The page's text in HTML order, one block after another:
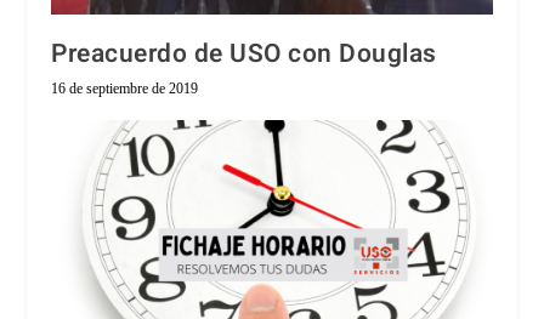
Preacuerdo de USO con Douglas
16 de septiembre de 2019